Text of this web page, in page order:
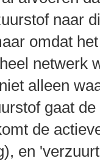
naar
omdat
netwerk
alleen
gaat
de
en